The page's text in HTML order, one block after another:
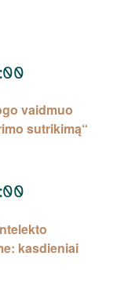
vaidmuo
sutrikimą“
kasdieniai